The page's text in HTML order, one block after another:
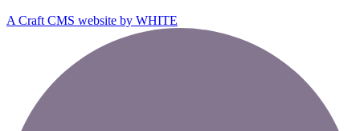
A Craft CMS website by WHITE